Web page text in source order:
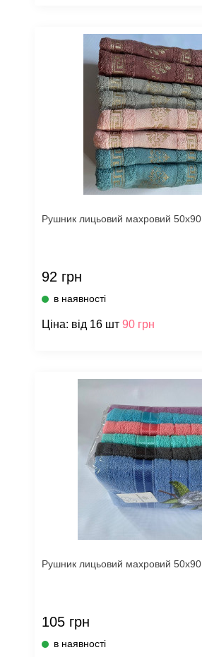
Рушник лицьовий махровий 50х90
92 грн
в наявності
Ціна: від 16 шт 90 грн
Рушник лицьовий махровий 50х90
105 грн
в наявності